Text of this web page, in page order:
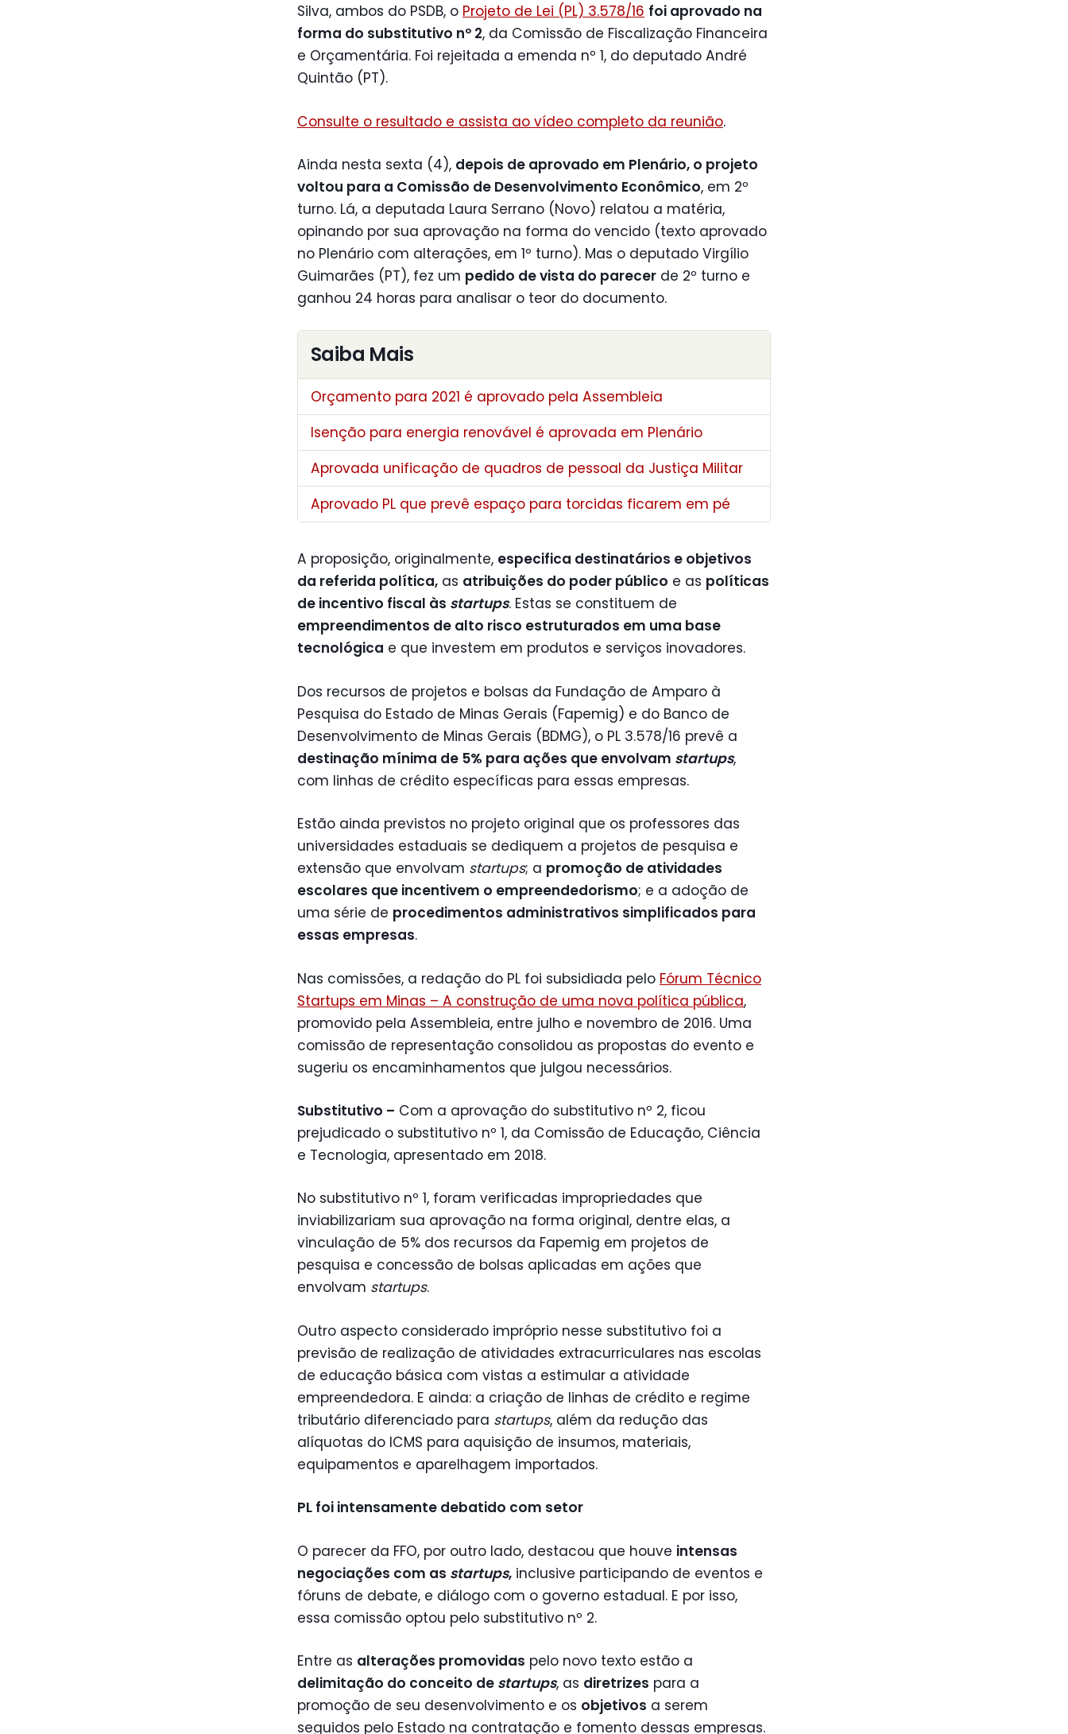
Silva, ambos do PSDB, o Projeto de Lei (PL) 3.578/16 foi aprovado na
forma do substitutivo nº 2, da Comissão de Fiscalização Financeira
e Orçamentária. Foi rejeitada a emenda nº 1, do deputado André
Quintão (PT).
Consulte o resultado e assista ao vídeo completo da reunião.
Ainda nesta sexta (4), depois de aprovado em Plenário, o projeto
voltou para a Comissão de Desenvolvimento Econômico, em 2º
turno. Lá, a deputada Laura Serrano (Novo) relatou a matéria,
opinando por sua aprovação na forma do vencido (texto aprovado
no Plenário com alterações, em 1º turno). Mas o deputado Virgílio
Guimarães (PT), fez um pedido de vista do parecer de 2º turno e
ganhou 24 horas para analisar o teor do documento.
Saiba Mais
Orçamento para 2021 é aprovado pela Assembleia
Isenção para energia renovável é aprovada em Plenário
Aprovada unificação de quadros de pessoal da Justiça Militar
Aprovado PL que prevê espaço para torcidas ficarem em pé
A proposição, originalmente, especifica destinatários e objetivos
da referida política, as atribuições do poder público e as políticas
de incentivo fiscal às startups. Estas se constituem de
empreendimentos de alto risco estruturados em uma base
tecnológica e que investem em produtos e serviços inovadores.
Dos recursos de projetos e bolsas da Fundação de Amparo à
Pesquisa do Estado de Minas Gerais (Fapemig) e do Banco de
Desenvolvimento de Minas Gerais (BDMG), o PL 3.578/16 prevê a
destinação mínima de 5% para ações que envolvam startups,
com linhas de crédito específicas para essas empresas.
Estão ainda previstos no projeto original que os professores das
universidades estaduais se dediquem a projetos de pesquisa e
extensão que envolvam startups; a promoção de atividades
escolares que incentivem o empreendedorismo; e a adoção de
uma série de procedimentos administrativos simplificados para
essas empresas.
Nas comissões, a redação do PL foi subsidiada pelo Fórum Técnico
Startups em Minas – A construção de uma nova política pública,
promovido pela Assembleia, entre julho e novembro de 2016. Uma
comissão de representação consolidou as propostas do evento e
sugeriu os encaminhamentos que julgou necessários.
Substitutivo – Com a aprovação do substitutivo nº 2, ficou
prejudicado o substitutivo nº 1, da Comissão de Educação, Ciência
e Tecnologia, apresentado em 2018.
No substitutivo nº 1, foram verificadas impropriedades que
inviabilizariam sua aprovação na forma original, dentre elas, a
vinculação de 5% dos recursos da Fapemig em projetos de
pesquisa e concessão de bolsas aplicadas em ações que
envolvam startups.
Outro aspecto considerado impróprio nesse substitutivo foi a
previsão de realização de atividades extracurriculares nas escolas
de educação básica com vistas a estimular a atividade
empreendedora. E ainda: a criação de linhas de crédito e regime
tributário diferenciado para startups, além da redução das
alíquotas do ICMS para aquisição de insumos, materiais,
equipamentos e aparelhagem importados.
PL foi intensamente debatido com setor
O parecer da FFO, por outro lado, destacou que houve intensas
negociações com as startups, inclusive participando de eventos e
fóruns de debate, e diálogo com o governo estadual. E por isso,
essa comissão optou pelo substitutivo nº 2.
Entre as alterações promovidas pelo novo texto estão a
delimitação do conceito de startups, as diretrizes para a
promoção de seu desenvolvimento e os objetivos a serem
seguidos pelo Estado na contratação e fomento dessas empresas.